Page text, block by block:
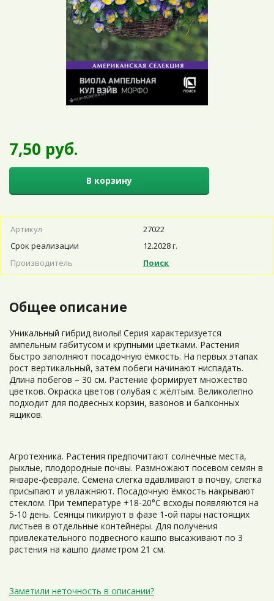
7,50 руб.
В корзину
Артикул
27022
Срок реализации
12.2028 г.
Производитель
Поиск
Общее описание
Уникальный гибрид виолы! Серия характеризуется
ампельным габитусом и крупными цветками. Растения
быстро заполняют посадочную ёмкость. На первых этапах
рост вертикальный, затем побеги начинают ниспадать.
Длина побегов – 30 см. Растение формирует множество
цветков. Окраска цветов голубая с жёлтым. Великолепно
подходит для подвесных корзин, вазонов и балконных
ящиков.
Агротехника. Растения предпочитают солнечные места,
рыхлые, плодородные почвы. Размножают посевом семян в
январе-феврале. Семена слегка вдавливают в почву, слегка
присыпают и увлажняют. Посадочную ёмкость накрывают
стеклом. При температуре +18-20°C всходы появляются на
5-10 день. Сеянцы пикируют в фазе 1-ой пары настоящих
листьев в отдельные контейнеры. Для получения
привлекательного подвесного кашпо высаживают по 3
растения на кашпо диаметром 21 см.
Заметили неточность в описании?